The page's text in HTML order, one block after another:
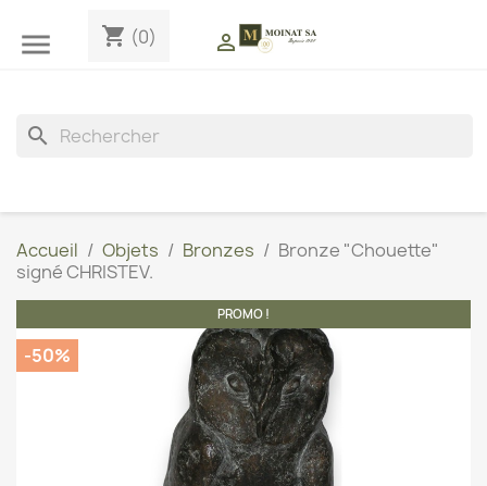
 shopping_cart (0) 
search
Accueil Objets Bronzes
Bronze "Chouette"
signé CHRISTEV.
PROMO !
-50%